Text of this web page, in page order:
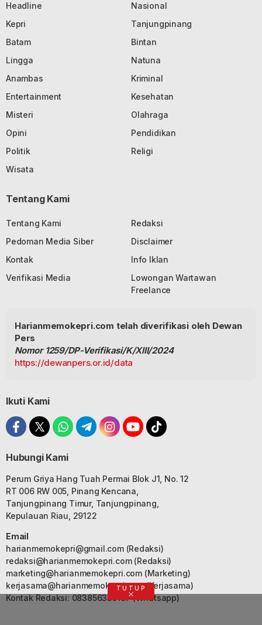
Headline
Nasional
Kepri
Tanjungpinang
Batam
Bintan
Lingga
Natuna
Anambas
Kriminal
Entertainment
Kesehatan
Misteri
Olahraga
Opini
Pendidikan
Politik
Religi
Wisata
Tentang Kami
Tentang Kami
Redaksi
Pedoman Media Siber
Disclaimer
Kontak
Info Iklan
Verifikasi Media
Lowongan Wartawan
Freelance
Harianmemokepri.com telah diverifikasi oleh Dewan
Pers
Nomor 1259/DP-Verifikasi/K/XIII/2024
https://dewanpers.or.id/data
Ikuti Kami
Hubungi Kami
Perum Griya Hang Tuah Permai Blok J1, No. 12
RT 006 RW 005, Pinang Kencana,
Tanjungpinang Timur, Tanjungpinang,
Kepulauan Riau, 29122
Email
harianmemokepri@gmail.com(Redaksi)
redaksi@harianmemokepri.com(Redaksi)
marketing@harianmemokepri.com(Marketing)
kerjasama@harianmemokepri.com(Kerjasama)
Kontak Redaksi: 083856335187 (Whatsapp)
TUTUP